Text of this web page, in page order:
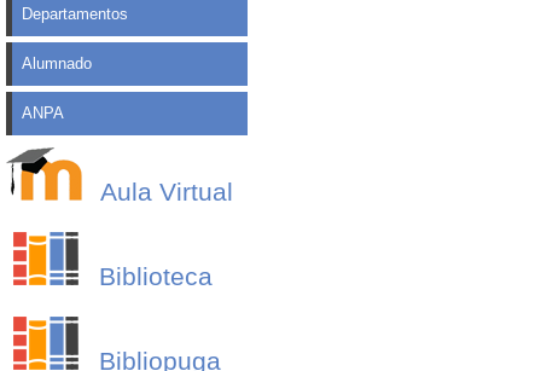
Departamentos
Alumnado
ANPA
Aula Virtual
Biblioteca
Bibliopuga